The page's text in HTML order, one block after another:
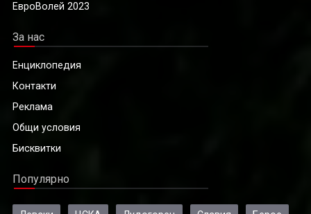
ЕвроВолей 2023
За нас
Енциклопедия
Контакти
Реклама
Общи условия
Бисквитки
Популярно